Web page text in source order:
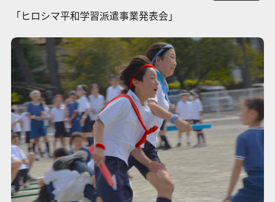
「ヒロシマ平和学習派遣事業発表会」